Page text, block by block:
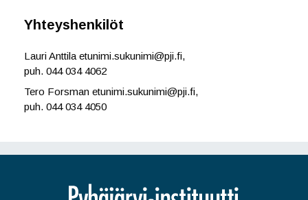
Yhteyshenkilöt
Lauri Anttila etunimi.sukunimi@pji.fi,
puh. 044 034 4062
Tero Forsman etunimi.sukunimi@pji.fi,
puh. 044 034 4050